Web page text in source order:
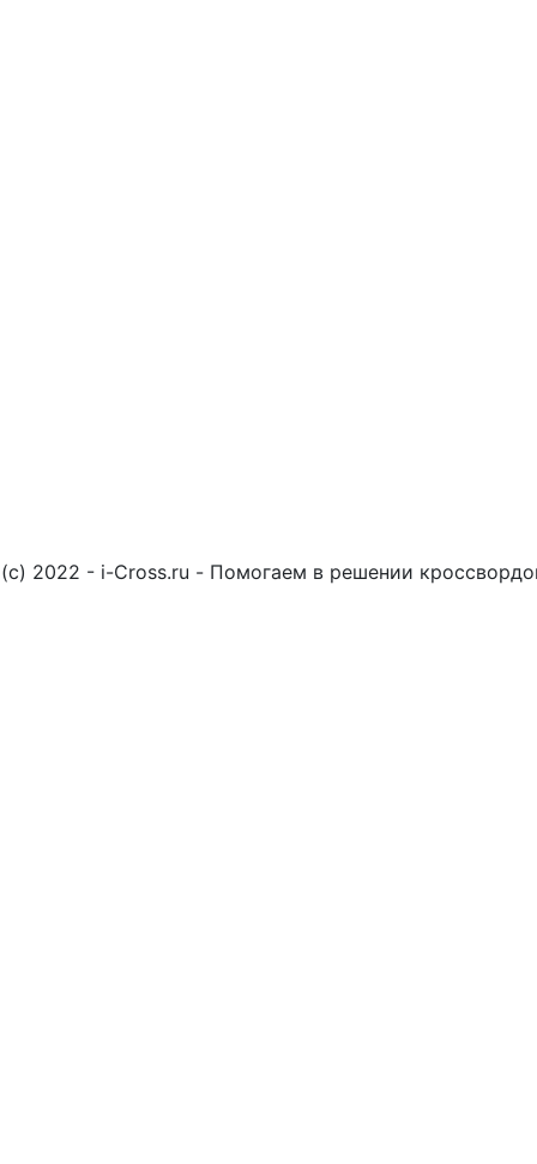
(c) 2022 - i-Cross.ru - Помогаем в решении